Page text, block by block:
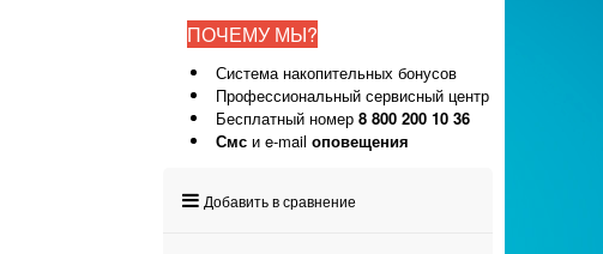
ПОЧЕМУ МЫ?
Система накопительных бонусов
Профессиональный сервисный центр
Бесплатный номер 8 800 200 10 36
Смс и e-mail оповещения
Добавить в сравнение